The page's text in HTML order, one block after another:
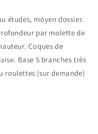
études, moyen dossier.
par molette de
Coques de
Base 5 branches très
roulettes (sur demande)